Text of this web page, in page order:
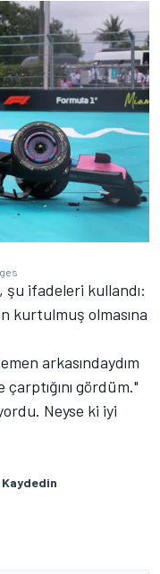
şu ifadeleri kullandı:
kurtulmuş olmasına
arkasındaydım
çarptığını gördüm."
Neyse ki iyi
Kaydedin